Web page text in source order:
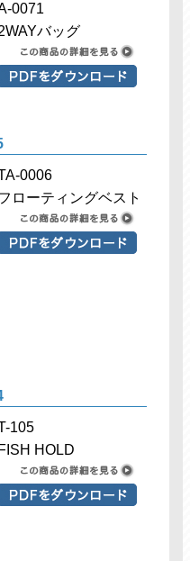
0071
バッグ
0006
ローティングベスト
105
FISH HOLD